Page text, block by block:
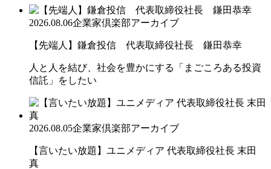
2026.08.06企業家倶楽部アーカイブ
【先端人】鎌倉投信 代表取締役社長 鎌田恭幸
人と人を結び、社会を豊かにする「まごころある投資
信託」をしたい
2026.08.05企業家倶楽部アーカイブ
【言いたい放題】ユニメディア 代表取締役社長 末田
真